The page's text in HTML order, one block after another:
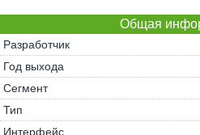
Общая
Разработчик
Год выхода
Сегмент
Тип
Интерфейс